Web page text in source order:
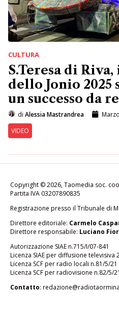
CULTURA
S.Teresa di
dello Jonio 2025
un successo da
di Alessia Mastrandrea
VIDEO
Copyright © 2026, Taomedia soc.
Partita IVA 03207890835
Registrazione presso il Tribunale di
Direttore editoriale: Carmelo
Direttore responsabile: Luciano
Autorizzazione SIAE n.715/I/07-841
Licenza SIAE per diffusione televisiva
Licenza SCF per radio locali n.81/5/21
Licenza SCF per radiovisione n.82/5/21
Contatto: